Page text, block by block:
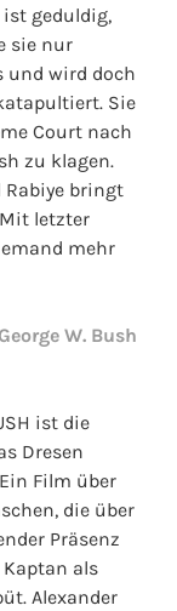
geduldig,
sie nur
und wird doch
Sie
Court nach
zu klagen.
Rabiye bringt
letzter
mehr
George W. Bush
ist die
Dresen
Film über
die über
Präsenz
als
Alexander